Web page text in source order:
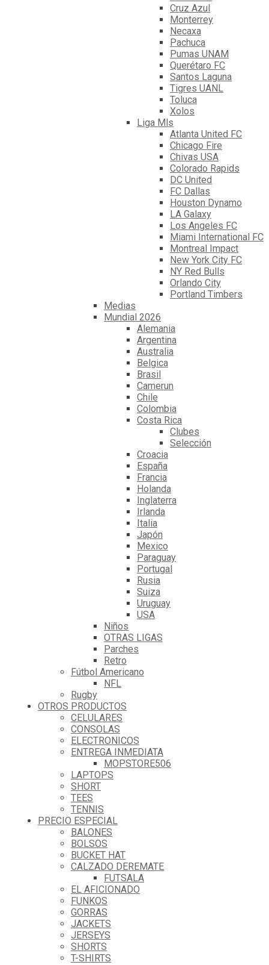
Cruz Azul
Monterrey
Necaxa
Pachuca
Pumas UNAM
Querétaro FC
Santos Laguna
Tigres UANL
Toluca
Xolos
Liga Mls
Atlanta United FC
Chicago Fire
Chivas USA
Colorado Rapids
DC United
FC Dallas
Houston Dynamo
LA Galaxy
Los Angeles FC
Miami International FC
Montreal Impact
New York City FC
NY Red Bulls
Orlando City
Portland Timbers
Medias
Mundial 2026
Alemania
Argentina
Australia
Belgica
Brasil
Camerun
Chile
Colombia
Costa Rica
Clubes
Selección
Croacia
España
Francia
Holanda
Inglaterra
Irlanda
Italia
Japón
Mexico
Paraguay
Portugal
Rusia
Suiza
Uruguay
USA
Niños
OTRAS LIGAS
Parches
Retro
Fútbol Americano
NFL
Rugby
OTROS PRODUCTOS
CELULARES
CONSOLAS
ELECTRONICOS
ENTREGA INMEDIATA
MOPSTORE506
LAPTOPS
SHORT
TEES
TENNIS
PRECIO ESPECIAL
BALONES
BOLSOS
BUCKET HAT
CALZADO DEREMATE
FUTSALA
EL AFICIONADO
FUNKOS
GORRAS
JACKETS
JERSEYS
SHORTS
T-SHIRTS